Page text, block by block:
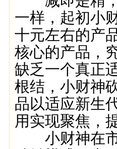
一样，起初小
十元左右的产
核心的产品，
缺乏一个真正
根结，小财神
品以适应新生
用实现聚焦，
小财神在市